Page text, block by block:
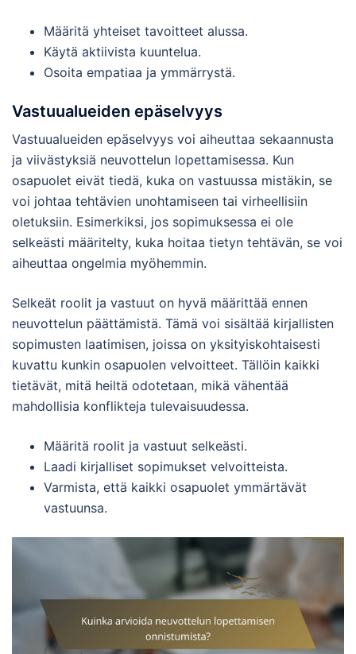
Määritä yhteiset tavoitteet alussa.
Käytä aktiivista kuuntelua.
Osoita empatiaa ja ymmärrystä.
Vastuualueiden epäselvyys
Vastuualueiden epäselvyys voi aiheuttaa sekaannusta
ja viivästyksiä neuvottelun lopettamisessa. Kun
osapuolet eivät tiedä, kuka on vastuussa mistäkin, se
voi johtaa tehtävien unohtamiseen tai virheellisiin
oletuksiin. Esimerkiksi, jos sopimuksessa ei ole
selkeästi määritelty, kuka hoitaa tietyn tehtävän, se voi
aiheuttaa ongelmia myöhemmin.
Selkeät roolit ja vastuut on hyvä määrittää ennen
neuvottelun päättämistä. Tämä voi sisältää kirjallisten
sopimusten laatimisen, joissa on yksityiskohtaisesti
kuvattu kunkin osapuolen velvoitteet. Tällöin kaikki
tietävät, mitä heiltä odotetaan, mikä vähentää
mahdollisia konflikteja tulevaisuudessa.
Määritä roolit ja vastuut selkeästi.
Laadi kirjalliset sopimukset velvoitteista.
Varmista, että kaikki osapuolet ymmärtävät
vastuunsa.